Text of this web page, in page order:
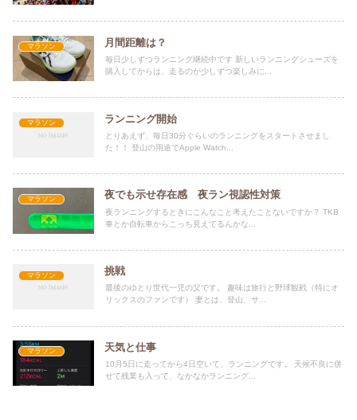
マラソン 月間距離は？
毎日少しずつランニング継続中です 新しいランニングシューズを
購入してからは、走るのが少しずつ楽しみに...
マラソン ランニング開始
とりあえず、毎日30分ぐらいのランニングをスタートさせまし
た！！ 登山の用途でApple Watch...
マラソン 夜でも示せ存在感 夜ラン視認性対策
夜ランニングするときにこんなこと考えたことないですか？ TKB
車とか自転車からこっち見えてるんかな...
マラソン 挑戦
最後のゆとり世代一児の父です。 趣味は旅行と野球観戦（特にオ
リックスのファンです） 妻とは、登山、サ...
マラソン 天気と仕事
10月5日に走ってから4日空いて、ランニングです。 天候不良に併
せて残業も入って、なかなかランニング...